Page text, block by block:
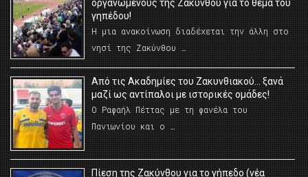
οργανωμένους της Ζακύνθου για το θέμα του
γηπέδου!
Η μια ανακοίνωση διαδέχεται την άλλη στο
νησί της Ζακύνθου …
Από τις Ακαδημίες του Ζακυνθιακού… ξανά
μαζί ως αντίπαλοι με ιστορικές ομάδες!
Ο Ραφαήλ Πέττας με τη φανέλα του
Πανιωνίου και ο …
Πίεση της Ζακύνθου για το γήπεδο (νέα